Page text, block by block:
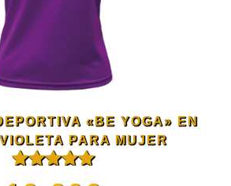
opciones
se
pueden
«BE YOGA» EN
PARA MUJER
Valorado